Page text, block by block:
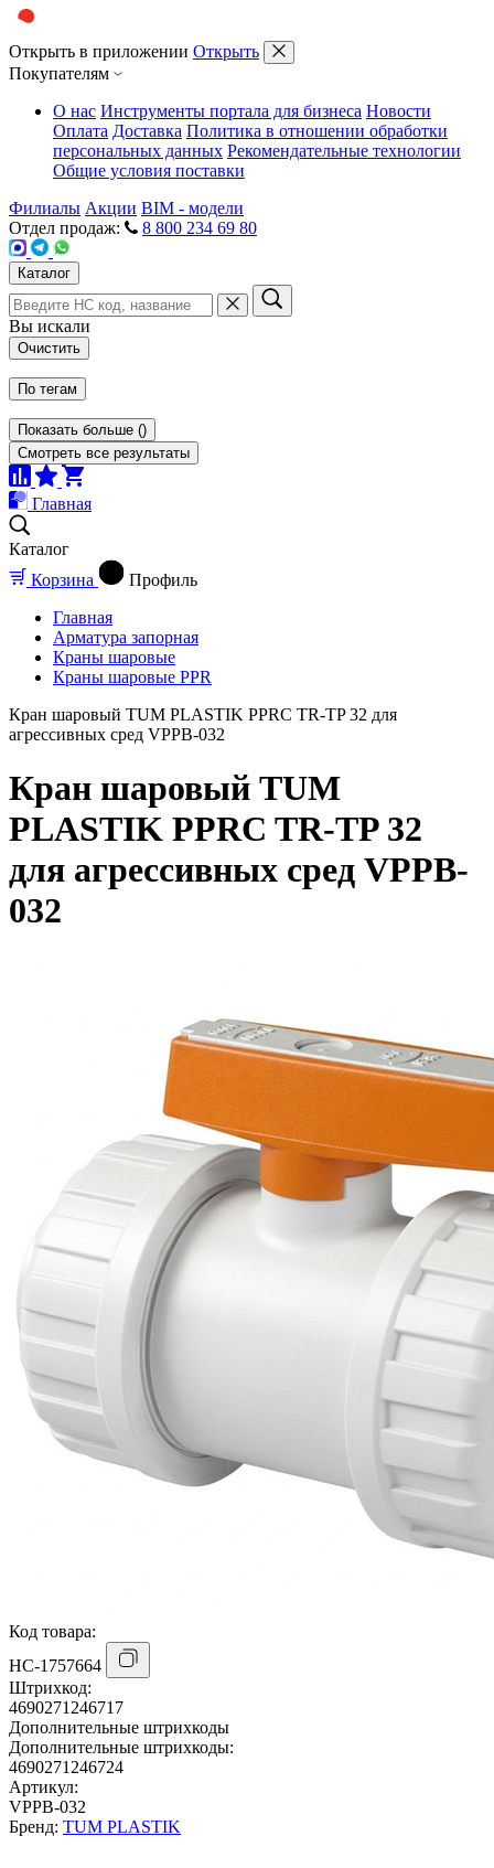
Открыть в приложении Открыть
Покупателям
О нас Инструменты портала для бизнеса Новости
Оплата Доставка Политика в отношении обработки
персональных данных Рекомендательные технологии
Общие условия поставки
Филиалы Акции BIM - модели
Отдел продаж:
8 800 234 69 80
Каталог
Вы искали
Очистить
По тегам
Показать больше ()
Смотреть все результаты
Главная
Каталог
Корзина
Профиль
Главная
Арматура запорная
Краны шаровые
Краны шаровые PPR
Кран шаровый TUM PLASTIK PPRC TR-TP 32 для
агрессивных сред VPPB-032
Кран шаровый TUM
PLASTIK PPRC TR-TP 32
для агрессивных сред VPPB-
032
Код товара:
НС-1757664
Штрихкод:
4690271246717
Дополнительные штрихкоды
Дополнительные штрихкоды:
4690271246724
Артикул:
VPPB-032
Бренд: TUM PLASTIK